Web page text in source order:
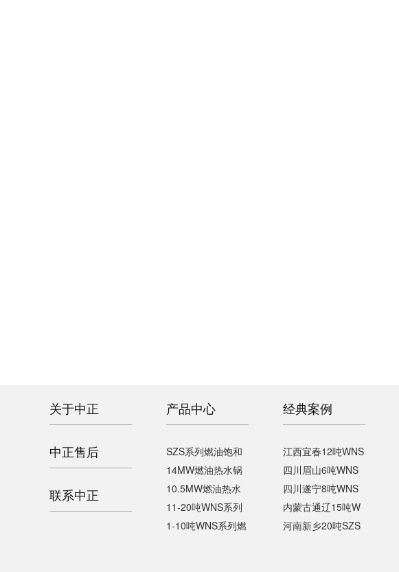
关于中正
中正售后
联系中正
产品中心
SZS系列燃油饱和
14MW燃油热水锅
10.5MW燃油热水
11-20吨WNS系列
1-10吨WNS系列燃
经典案例
江西宜春12吨WNS
四川眉山6吨WNS
四川遂宁8吨WNS
内蒙古通辽15吨W
河南新乡20吨SZS